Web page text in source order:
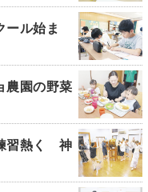
ル始ま
園の野菜
習熱く 神